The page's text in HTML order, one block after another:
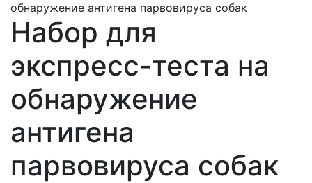
обнаружение антигена парвовируса собак
Набор для
экспресс-теста на
обнаружение
антигена
парвовируса собак